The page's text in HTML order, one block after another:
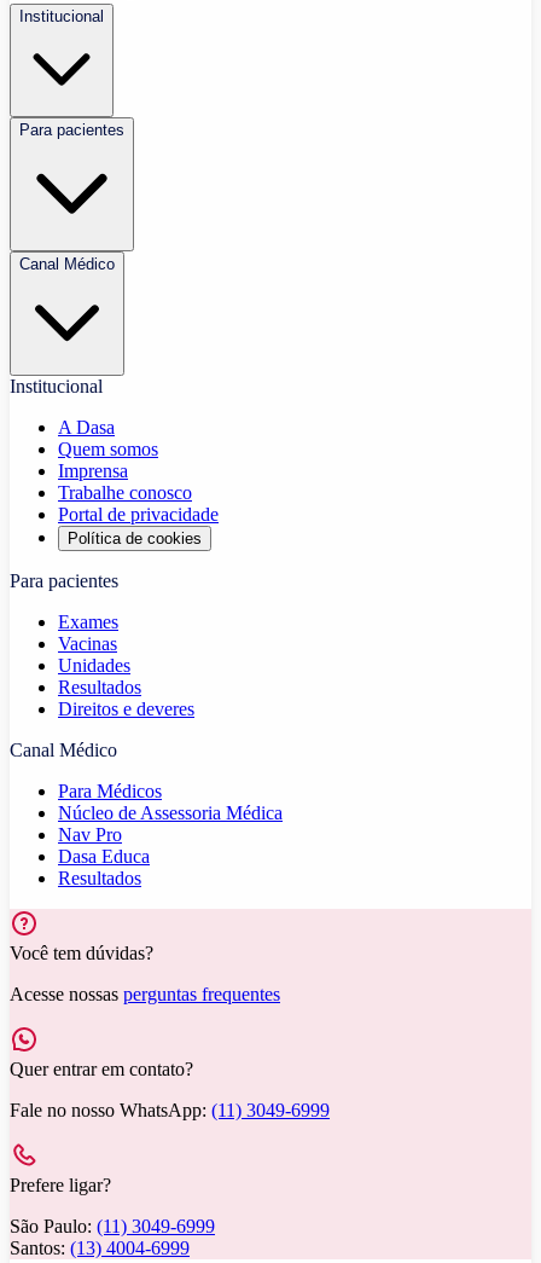
Institucional
Para pacientes
Canal Médico
Institucional
A Dasa
Quem somos
Imprensa
Trabalhe conosco
Portal de privacidade
Política de cookies
Para pacientes
Exames
Vacinas
Unidades
Resultados
Direitos e deveres
Canal Médico
Para Médicos
Núcleo de Assessoria Médica
Nav Pro
Dasa Educa
Resultados
Você tem dúvidas?
Acesse nossas perguntas frequentes
Quer entrar em contato?
Fale no nosso WhatsApp: (11) 3049-6999
Prefere ligar?
São Paulo: (11) 3049-6999
Santos: (13) 4004-6999